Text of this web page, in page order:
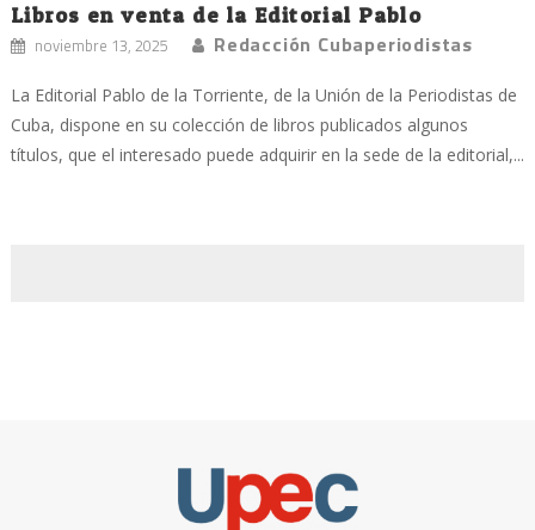
Libros en venta de la Editorial Pablo
noviembre 13, 2025 Redacción Cubaperiodistas
La Editorial Pablo de la Torriente, de la Unión de la Periodistas de
Cuba, dispone en su colección de libros publicados algunos
títulos, que el interesado puede adquirir en la sede de la editorial,...